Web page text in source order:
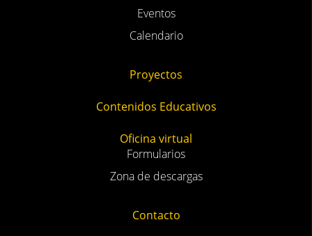
Eventos
Calendario
Proyectos
Contenidos Educativos
Oficina virtual
Formularios
Zona de descargas
Contacto